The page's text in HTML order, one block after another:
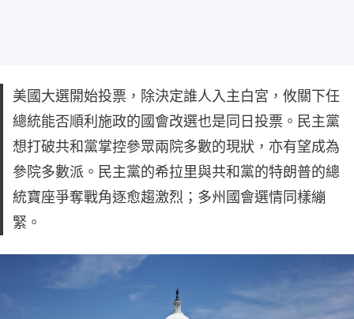
美國大選開始投票，除決定誰人入主白宮，攸關下任
總統能否順利施政的國會改選也是同日投票。民主黨
想打破共和黨掌控參眾兩院多數的現狀，亦有望成為
參院多數派。民主黨的希拉里與共和黨的特朗普的總
統寶座爭奪戰角逐愈趨激烈；多州國會選情同樣繃
緊。